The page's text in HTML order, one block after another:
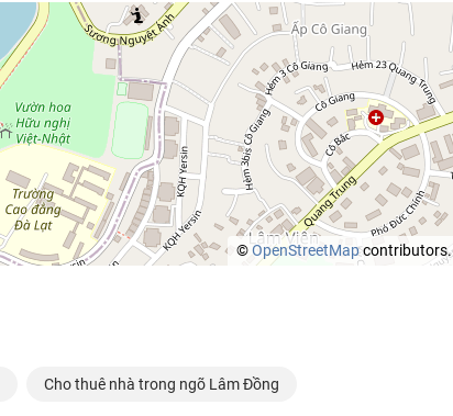
©OpenStreetMapcontributors.
Cho thuê nhà trong ngõ Lâm Đồng